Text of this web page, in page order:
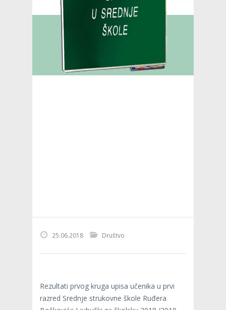
25.06.2018 Društvo
Rezultati prvog kruga upisa učenika u prvi
razred Srednje strukovne škole Ruđera